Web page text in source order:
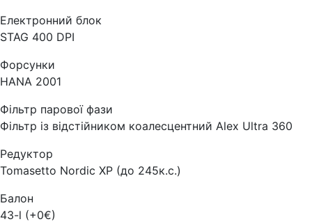
Електронний блок
STAG 400 DPI
Форсунки
HANA 2001
Фільтр парової фази
Фільтр із відстійником коалесцентний Alex Ultra 360
Редуктор
Tomasetto Nordic XP (до 245к.с.)
Балон
43-l (+0€)